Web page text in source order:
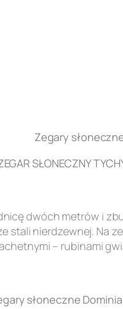
Zegary
SŁONECZNY
dwóch metrów i
stali nierdzewnej.
– rubinami
słoneczne